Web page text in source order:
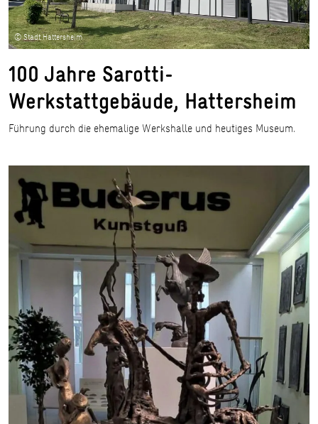
© Stadt Hattersheim
100 Jahre Sarotti-
Werkstattgebäude, Hattersheim
Führung durch die ehemalige Werkshalle und heutiges Museum.